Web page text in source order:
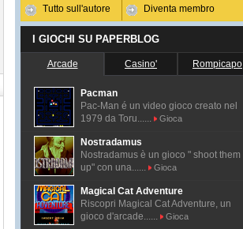
Tutto sull'autore Diventa membro
I GIOCHI SU PAPERBLOG
Arcade Casino' Rompicapo
Pacman
Pac-Man é un video gioco creato nel
1979 da Toru......
Gioca
Nostradamus
Nostradamus è un gioco " shoot them
up" con una......
Gioca
Magical Cat Adventure
Riscopri Magical Cat Adventure, un
gioco d'arcade......
Gioca